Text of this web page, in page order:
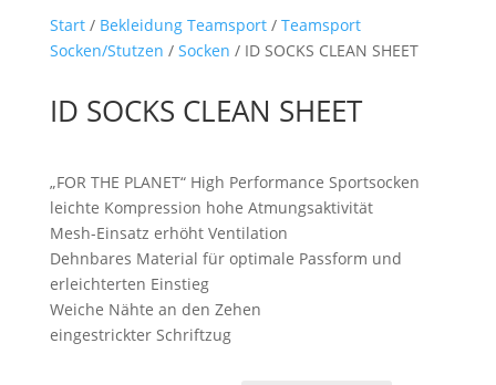
Start/ Bekleidung Teamsport/ Teamsport
Socken/Stutzen / Socken / ID SOCKS CLEAN SHEET
ID SOCKS CLEAN SHEET
„FOR THE PLANET“ High Performance Sportsocken
leichte Kompression hohe Atmungsaktivität
Mesh-Einsatz erhöht Ventilation
Dehnbares Material für optimale Passform und
erleichterten Einstieg
Weiche Nähte an den Zehen
eingestrickter Schriftzug